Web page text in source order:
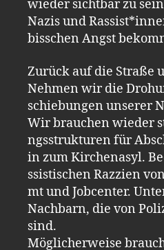
wieder sichtbar zu
Nazis und
bisschen Angst
Zurück auf die Straße
Nehmen wir die
schiebungen unserer
Wir brauchen wieder
ngsstrukturen für
in zum Kirchenasyl.
ssistischen Razzien
mt und Jobcenter.
Nachbarn, die von
sind.
Möglicherweise